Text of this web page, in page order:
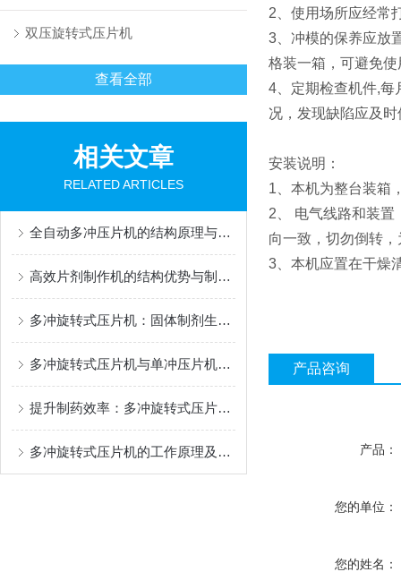
双压旋转式压片机
查看全部
相关文章
RELATED ARTICLES
全自动多冲压片机的结构原理与工业应用探析
高效片剂制作机的结构优势与制剂规模化生产应用
多冲旋转式压片机：固体制剂生产的精密节拍
多冲旋转式压片机与单冲压片机核心技术对比
提升制药效率：多冲旋转式压片机冲模创新研究
多冲旋转式压片机的工作原理及主要结构组成
2、使用场所应经常
3、冲模的保养应放
格装一箱，可避免
4、定期检查机件,每
况，发现缺陷应及
安装说明：
1、本机为整台装箱
2、 电气线路和装
向一致，切勿倒转
3、本机应置在干燥
产品咨询
产品：
您的单位：
您的姓名：